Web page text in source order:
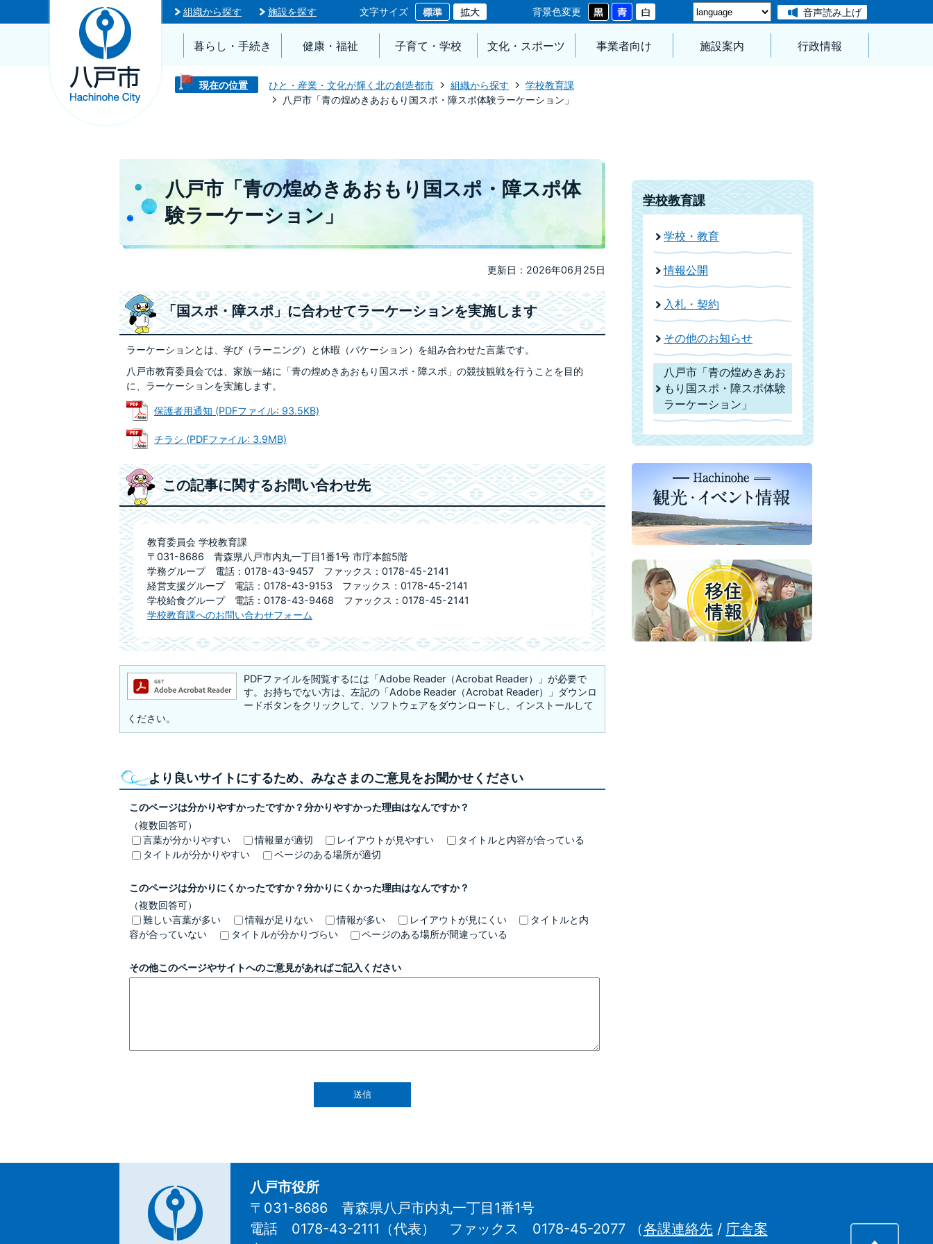
組織から探す 施設を探す 文字サイズ 背景色変更 音声読み上げ
暮らし・手続き 健康・福祉 子育て・学校 文化・スポーツ 事業者向け 施設案内 行政情報
現在の位置 ひと・産業・文化が輝く北の創造都市 組織から探す
学校教育課
八戸市「青の煌めきあおもり国スポ・障スポ体験ラーケーション」
八戸市「青の煌めきあおもり国スポ・障スポ体
験ラーケーション」
更新日：2026年06月25日
「国スポ・障スポ」に合わせてラーケーションを実施します
ラーケーションとは、学び（ラーニング）と休暇（バケーション）を組み合わせた言葉です。
八戸市教育委員会では、家族一緒に「青の煌めきあおもり国スポ・障スポ」の競技観戦を行うことを目的
に、ラーケーションを実施します。
保護者用通知 (PDFファイル: 93.5KB)
チラシ (PDFファイル: 3.9MB)
この記事に関するお問い合わせ先
教育委員会 学校教育課
〒031-8686 青森県八戸市内丸一丁目1番1号 市庁本館5階
学務グループ 電話：0178-43-9457 ファックス：0178-45-2141
経営支援グループ 電話：0178-43-9153 ファックス：0178-45-2141
学校給食グループ 電話：0178-43-9468 ファックス：0178-45-2141
学校教育課へのお問い合わせフォーム
PDFファイルを閲覧するには「Adobe Reader（Acrobat Reader）」が必要で
す。お持ちでない方は、左記の「Adobe Reader（Acrobat Reader）」ダウンロ
ードボタンをクリックして、ソフトウェアをダウンロードし、インストールして
ください。
より良いサイトにするため、みなさまのご意見をお聞かせください
このページは分かりやすかったですか？分かりやすかった理由はなんですか？
（複数回答可）
言葉が分かりやすい
情報量が適切 レイアウトが見やすい
タイトルと内容が合っている
タイトルが分かりやすい
ページのある場所が適切
このページは分かりにくかったですか？分かりにくかった理由はなんですか？
（複数回答可）
難しい言葉が多い
情報が足りない 情報が多い レイアウトが見にくい
タイトルと内
容が合っていない
タイトルが分かりづらい ページのある場所が間違っている
その他このページやサイトへのご意見があればご記入ください
学校教育課
学校・教育
情報公開
入札・契約
その他のお知らせ
八戸市「青の煌めきあお
もり国スポ・障スポ体験
ラーケーション」
八戸市役所
〒031-8686 青森県八戸市内丸一丁目1番1号
電話 0178-43-2111（代表） ファックス 0178-45-2077（各課連絡先/ 庁舎案